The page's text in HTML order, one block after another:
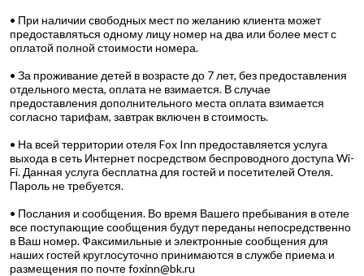
• При наличии свободных мест по желанию клиента может
предоставляться одному лицу номер на два или более мест с
оплатой полной стоимости номера.
• За проживание детей в возрасте до 7 лет, без предоставления
отдельного места, оплата не взимается. В случае
предоставления дополнительного места оплата взимается
согласно тарифам, завтрак включен в стоимость.
• На всей территории отеля Fox Inn предоставляется услуга
выхода в сеть Интернет посредством беспроводного доступа Wi-
Fi. Данная услуга бесплатна для гостей и посетителей Отеля.
Пароль не требуется.
• Послания и сообщения. Во время Вашего пребывания в отеле
все поступающие сообщения будут переданы непосредственно
в Ваш номер. Факсимильные и электронные сообщения для
наших гостей круглосуточно принимаются в службе приема и
размещения по почте foxinn@bk.ru